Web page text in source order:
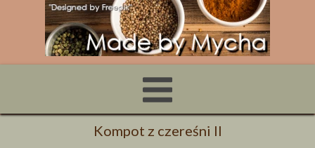
Kompot z czereśni II